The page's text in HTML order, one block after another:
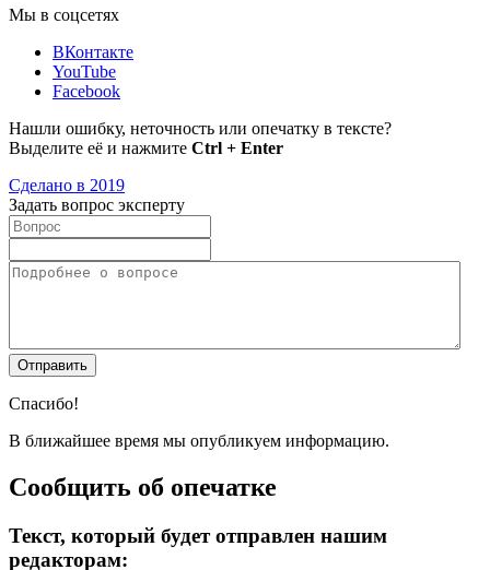
Мы в соцсетях
ВКонтакте
YouTube
Facebook
Нашли ошибку, неточность или опечатку в тексте?
Выделите её и нажмите Ctrl + Enter
Сделано в 2019
Задать вопрос эксперту
Спасибо!
В ближайшее время мы опубликуем информацию.
Сообщить об опечатке
Текст, который будет отправлен нашим
редакторам: